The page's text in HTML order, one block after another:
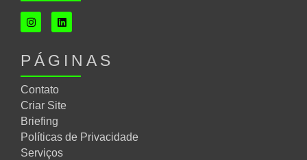
PÁGINAS
Contato
Criar Site
Briefing
Políticas de Privacidade
Serviços